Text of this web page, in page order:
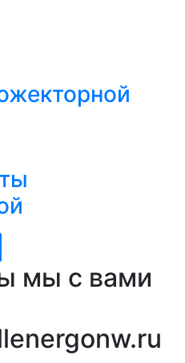
мы с вами